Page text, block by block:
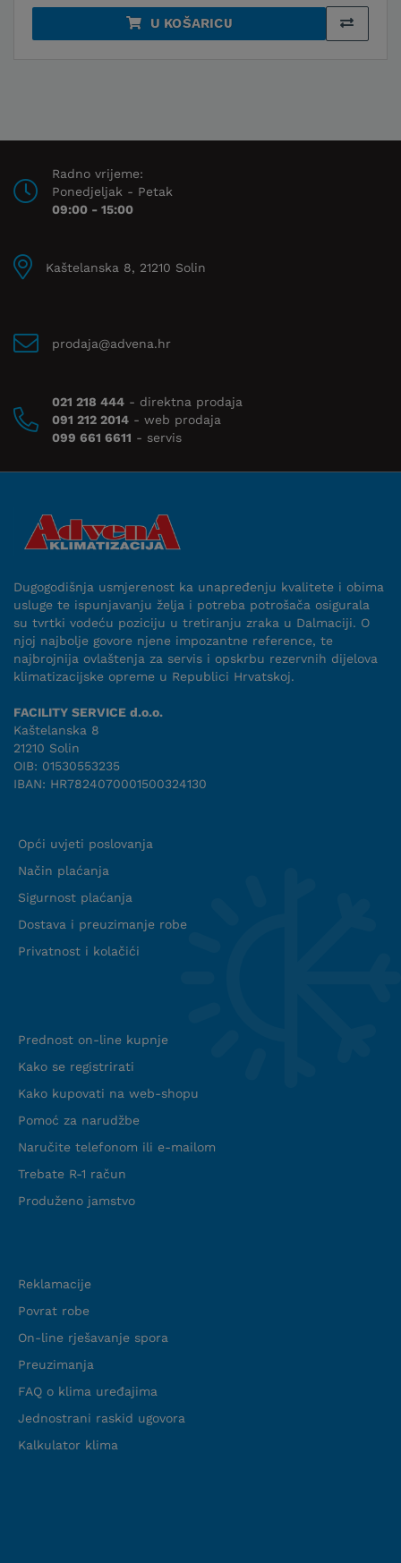
U KOŠARICU
Radno vrijeme:
Ponedjeljak - Petak
09:00 - 15:00
Kaštelanska 8, 21210 Solin
prodaja@advena.hr
021 218 444 - direktna prodaja
091 212 2014 - web prodaja
099 661 6611 - servis
Dugogodišnja usmjerenost ka unapređenju kvalitete i obima
usluge te ispunjavanju želja i potreba potrošača osigurala
su tvrtki vodeću poziciju u tretiranju zraka u Dalmaciji. O
njoj najbolje govore njene impozantne reference, te
najbrojnija ovlaštenja za servis i opskrbu rezervnih dijelova
klimatizacijske opreme u Republici Hrvatskoj.
FACILITY SERVICE d.o.o.
Kaštelanska 8
21210 Solin
OIB: 01530553235
IBAN: HR7824070001500324130
Opći uvjeti poslovanja
Način plaćanja
Sigurnost plaćanja
Dostava i preuzimanje robe
Privatnost i kolačići
Prednost on-line kupnje
Kako se registrirati
Kako kupovati na web-shopu
Pomoć za narudžbe
Naručite telefonom ili e-mailom
Trebate R-1 račun
Produženo jamstvo
Reklamacije
Povrat robe
On-line rješavanje spora
Preuzimanja
FAQ o klima uređajima
Jednostrani raskid ugovora
Kalkulator klima